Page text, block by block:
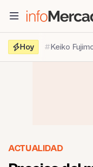
contenido
Hoy
Keiko
ACTUALIDAD